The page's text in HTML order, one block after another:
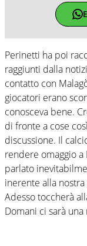
Perinetti ha poi
raggiunti dalla
contatto con
giocatori erano
conosceva bene.
di fronte a cose
discussione. Il
rendere omaggio
parlato
inerente alla
Adesso toccherà
Domani ci sarà